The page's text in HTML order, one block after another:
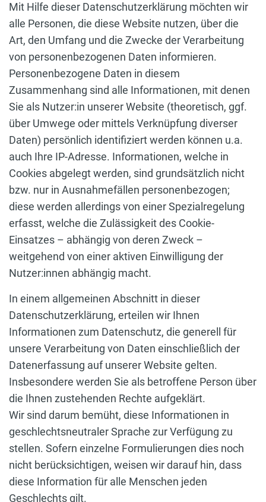
Mit Hilfe dieser Datenschutzerklärung möchten wir
alle Personen, die diese Website nutzen, über die
Art, den Umfang und die Zwecke der Verarbeitung
von personenbezogenen Daten informieren.
Personenbezogene Daten in diesem
Zusammenhang sind alle Informationen, mit denen
Sie als Nutzer:in unserer Website (theoretisch, ggf.
über Umwege oder mittels Verknüpfung diverser
Daten) persönlich identifiziert werden können u.a.
auch Ihre IP-Adresse. Informationen, welche in
Cookies abgelegt werden, sind grundsätzlich nicht
bzw. nur in Ausnahmefällen personenbezogen;
diese werden allerdings von einer Spezialregelung
erfasst, welche die Zulässigkeit des Cookie-
Einsatzes – abhängig von deren Zweck –
weitgehend von einer aktiven Einwilligung der
Nutzer:innen abhängig macht.
In einem allgemeinen Abschnitt in dieser
Datenschutzerklärung, erteilen wir Ihnen
Informationen zum Datenschutz, die generell für
unsere Verarbeitung von Daten einschließlich der
Datenerfassung auf unserer Website gelten.
Insbesondere werden Sie als betroffene Person über
die Ihnen zustehenden Rechte aufgeklärt.
Wir sind darum bemüht, diese Informationen in
geschlechtsneutraler Sprache zur Verfügung zu
stellen. Sofern einzelne Formulierungen dies noch
nicht berücksichtigen, weisen wir darauf hin, dass
diese Information für alle Menschen jeden
Geschlechts gilt.